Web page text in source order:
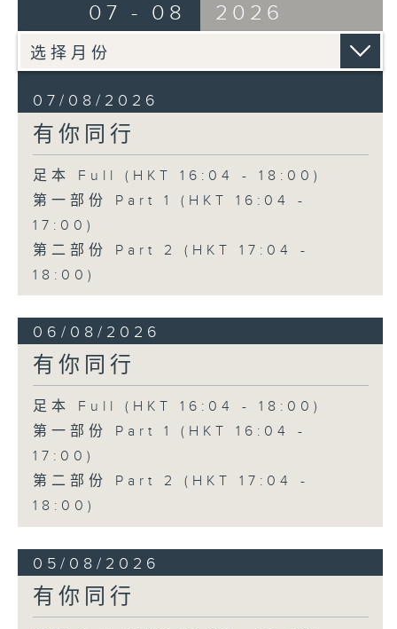
07 - 08 2026
07/08/2026
有你同行
足本 Full (HKT 16:04 - 18:00)
第一部份 Part 1 (HKT 16:04 -
17:00)
第二部份 Part 2 (HKT 17:04 -
18:00)
06/08/2026
有你同行
足本 Full (HKT 16:04 - 18:00)
第一部份 Part 1 (HKT 16:04 -
17:00)
第二部份 Part 2 (HKT 17:04 -
18:00)
05/08/2026
有你同行